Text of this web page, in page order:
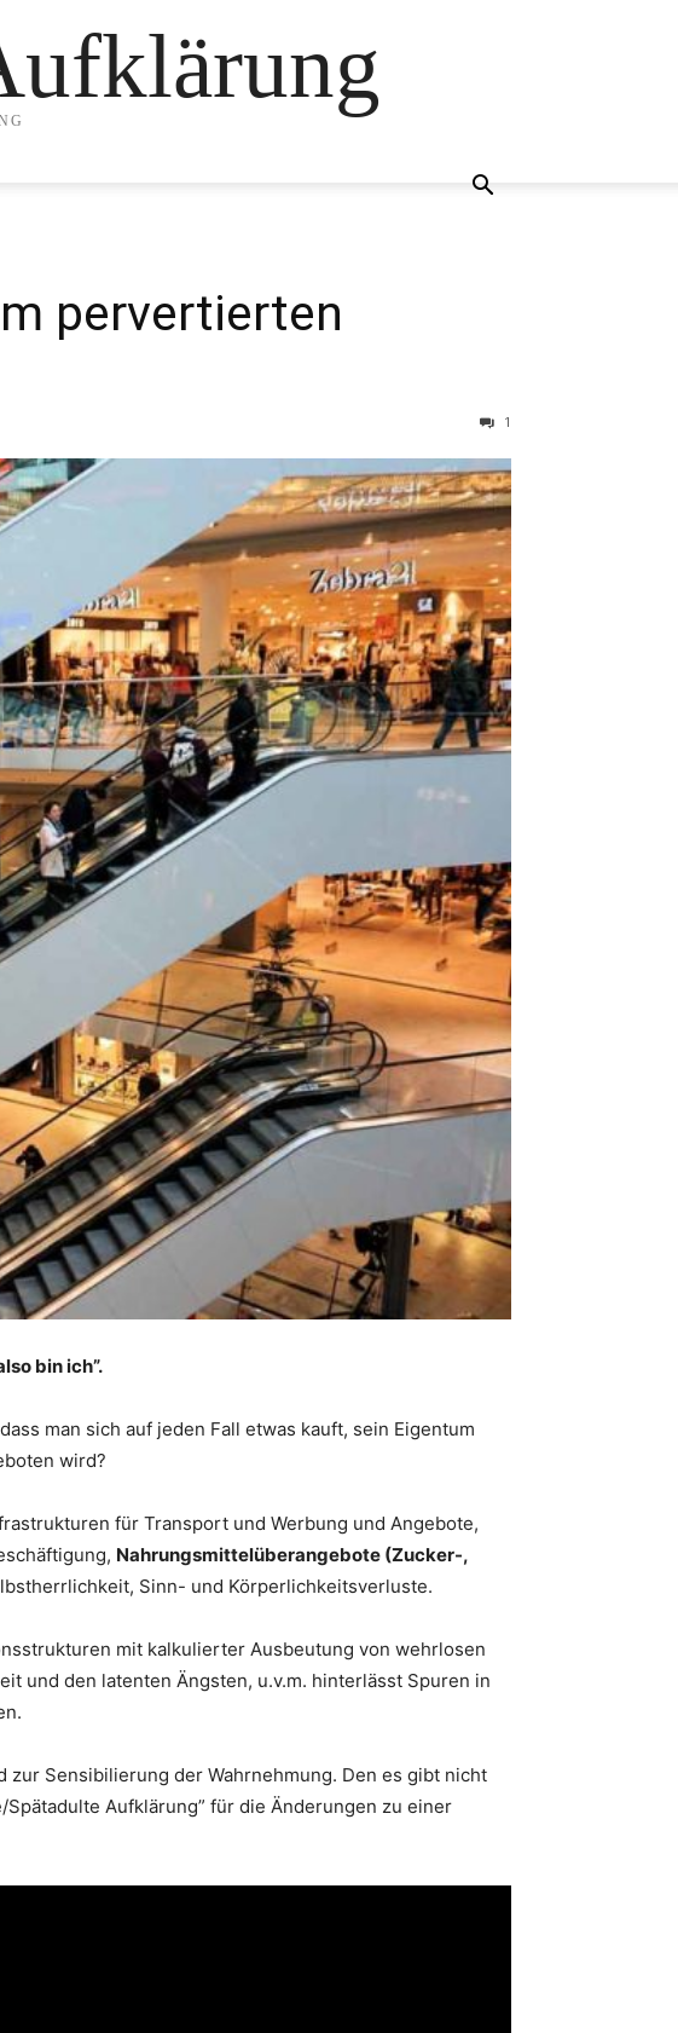
pervertierten
1
bin ich”.
man sich auf jeden Fall etwas kauft, sein Eigentum
wird?
für Transport und Werbung und Angebote,
Nahrungsmittelüberangebote (Zucker-,
Sinn- und Körperlichkeitsverluste.
mit kalkulierter Ausbeutung von wehrlosen
und den latenten Ängsten, u.v.m. hinterlässt Spuren in
Sensibilierung der Wahrnehmung. Den es gibt nicht
Aufklärung” für die Änderungen zu einer